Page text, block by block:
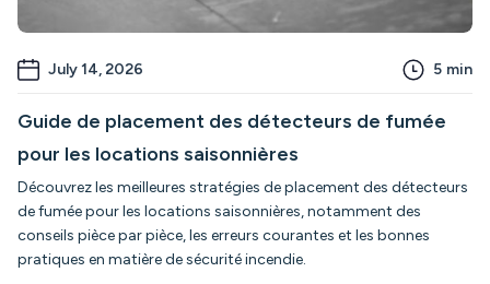
July 14, 2026 5 min
Guide de placement des détecteurs de fumée
pour les locations saisonnières
Découvrez les meilleures stratégies de placement des détecteurs
de fumée pour les locations saisonnières, notamment des
conseils pièce par pièce, les erreurs courantes et les bonnes
pratiques en matière de sécurité incendie.